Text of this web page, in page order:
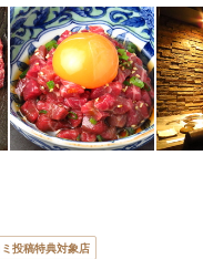
投稿特典対象店